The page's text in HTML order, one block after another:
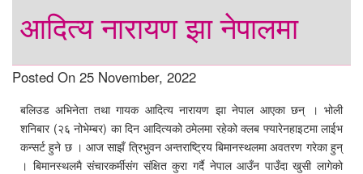
आदित्य नारायण झा नेपालमा
Posted On 25 November, 2022
बलिउड अभिनेता तथा गायक आदित्य नारायण झा नेपाल आएका छन् । भोली
शनिबार (२६ नोभेम्बर) का दिन आदित्यको ठमेलमा रहेको क्लब फ्यारेनहाइटमा लाईभ
कन्सर्ट हुने छ । आज साझँ त्रिभुवन अन्तराष्ट्रिय बिमानस्थलमा अवतरण गरेका हुन्
। बिमानस्थलमै संचारकर्मीसंग संक्षित कुरा गर्दै नेपाल आउँन पाउँदा खुसी लागेको